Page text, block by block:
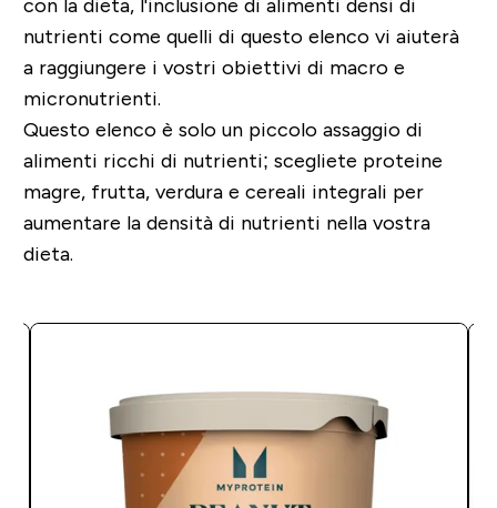
con la dieta, l'inclusione di alimenti densi di
nutrienti come quelli di questo elenco vi aiuterà
a raggiungere i vostri obiettivi di macro e
micronutrienti.
Questo elenco è solo un piccolo assaggio di
alimenti ricchi di nutrienti; scegliete proteine
magre, frutta, verdura e cereali integrali per
aumentare la densità di nutrienti nella vostra
dieta.